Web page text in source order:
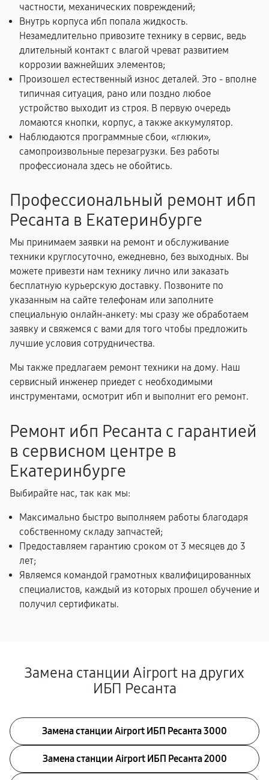
частности, механических повреждений;
Внутрь корпуса ибп попала жидкость.
Незамедлительно привозите технику в сервис, ведь
длительный контакт с влагой чреват развитием
коррозии важнейших элементов;
Произошел естественный износ деталей. Это - вполне
типичная ситуация, рано или поздно любое
устройство выходит из строя. В первую очередь
ломаются кнопки, корпус, а также аккумулятор.
Наблюдаются программные сбои, «глюки»,
самопроизвольные перезагрузки. Без работы
профессионала здесь не обойтись.
Профессиональный ремонт ибп
Ресанта в Екатеринбурге
Мы принимаем заявки на ремонт и обслуживание
техники круглосуточно, ежедневно, без выходных. Вы
можете привезти нам технику лично или заказать
бесплатную курьерскую доставку. Позвоните по
указанным на сайте телефонам или заполните
специальную онлайн-анкету: мы сразу же обработаем
заявку и свяжемся с вами для того чтобы предложить
лучшие условия сотрудничества.
Мы также предлагаем ремонт техники на дому. Наш
сервисный инженер приедет с необходимыми
инструментами, осмотрит ибп и выполнит его ремонт.
Ремонт ибп Ресанта с гарантией
в сервисном центре в
Екатеринбурге
Выбирайте нас, так как мы:
Максимально быстро выполняем работы благодаря
собственному складу запчастей;
Предоставляем гарантию сроком от 3 месяцев до 3
лет;
Являемся командой грамотных квалифицированных
специалистов, каждый из которых прошел обучение и
получил сертификаты.
Замена станции Airport на других
ИБП Ресанта
Замена станции Airport ИБП Ресанта 3000
Замена станции Airport ИБП Ресанта 2000